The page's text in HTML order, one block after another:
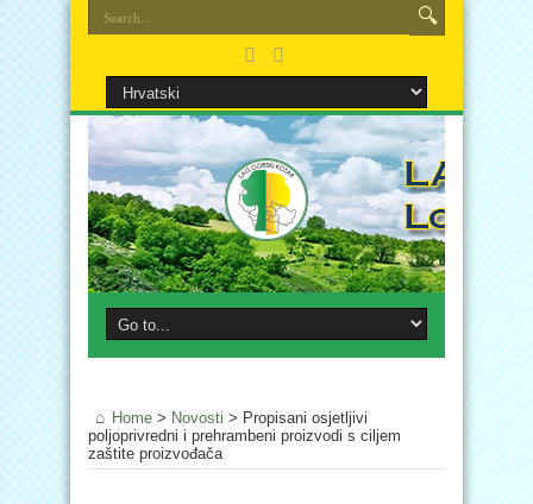
Home > Novosti > Propisani osjetljivi
poljoprivredni i prehrambeni proizvodi s ciljem
zaštite proizvođača